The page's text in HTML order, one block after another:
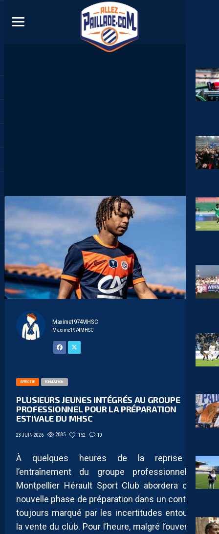
Maxime1974MHSC
Maxime1974MHSC
EFFECTIF FORMATION
PLUSIEURS JEUNES INTÉGRÉS AU GROUPE
PROFESSIONNEL POUR LA PRÉPARATION
ESTIVALE DU MHSC
23 JUIN 2026 2085 152 10
À quelques heures de la reprise de
l’entraînement du groupe professionnel, le
Montpellier Hérault Sport Club abordera cette
nouvelle phase de préparation dans un contexte
toujours marqué par les incertitudes entourant
la vente du club. Pour l’heure, malgré l’ouverture